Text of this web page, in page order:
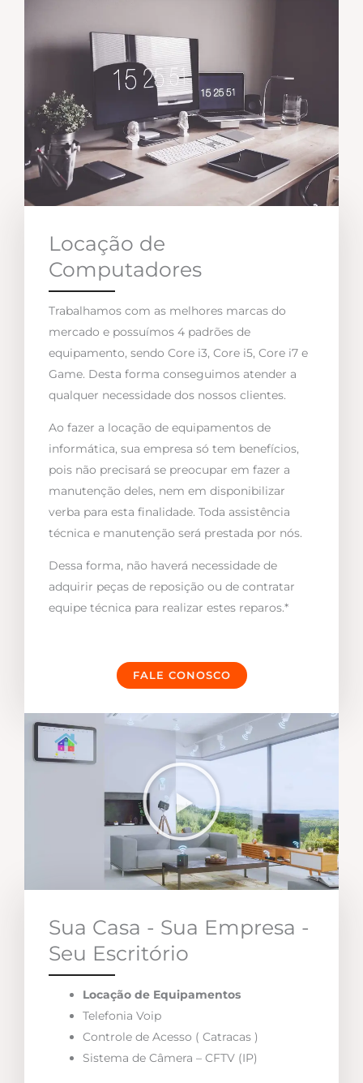
Locação de
Computadores
Trabalhamos com as melhores marcas do
mercado e possuímos 4 padrões de
equipamento, sendo Core i3, Core i5, Core i7 e
Game. Desta forma conseguimos atender a
qualquer necessidade dos nossos clientes.
Ao fazer a locação de equipamentos de
informática, sua empresa só tem benefícios,
pois não precisará se preocupar em fazer a
manutenção deles, nem em disponibilizar
verba para esta finalidade. Toda assistência
técnica e manutenção será prestada por nós.
Dessa forma, não haverá necessidade de
adquirir peças de reposição ou de contratar
equipe técnica para realizar estes reparos.*
FALE CONOSCO
Sua Casa - Sua Empresa -
Seu Escritório
Locação de Equipamentos
Telefonia Voip
Controle de Acesso ( Catracas )
Sistema de Câmera – CFTV (IP)